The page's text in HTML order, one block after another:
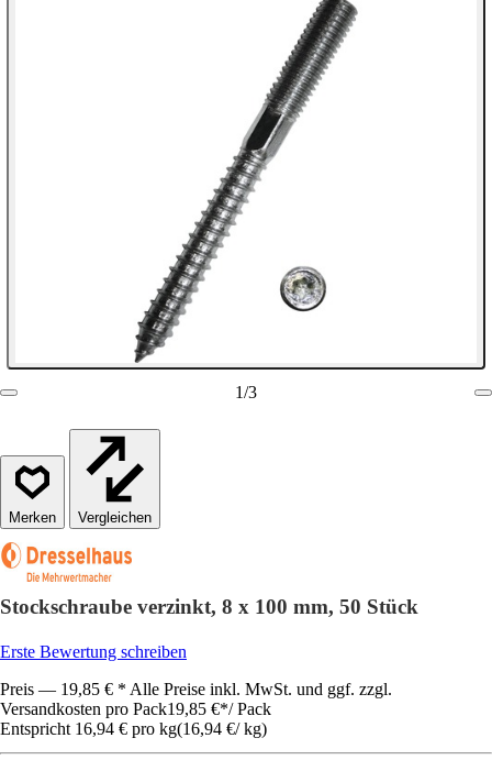
1/3
Vergleichen
Stockschraube verzinkt, 8 x 100 mm, 50 Stück
Erste Bewertung schreiben
Preis — 19,85 € * Alle Preise inkl. MwSt. und ggf. zzgl.
Versandkosten pro Pack19,85 €*/ Pack
Entspricht 16,94 € pro kg(16,94 €/ kg)